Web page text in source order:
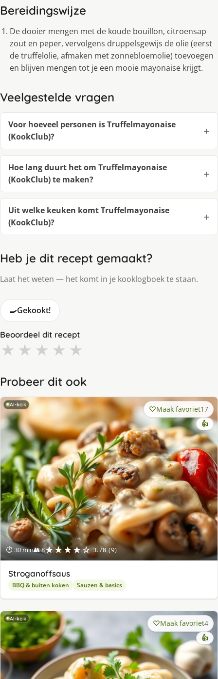
Bereidingswijze
De dooier mengen met de koude bouillon, citroensap
zout en peper, vervolgens druppelsgewijs de olie (eerst
de truffelolie, afmaken met zonnebloemolie) toevoegen
en blijven mengen tot je een mooie mayonaise krijgt.
Veelgestelde vragen
Voor hoeveel personen is Truffelmayonaise
(KookClub)?
Hoe lang duurt het om Truffelmayonaise
(KookClub) te maken?
Uit welke keuken komt Truffelmayonaise
(KookClub)?
Heb je dit recept gemaakt?
Laat het weten — het komt in je kooklogboek te staan.
🍳Gekookt!
Beoordeel dit recept
★ ★ ★ ★ ★
Probeer dit ook
AI-kok
⏱ 30 min👥 8★★★★☆ 3.78 (9)
Maak favoriet17
👍
Stroganoffsaus
BBQ & buiten koken Sauzen & basics
AI-kok Maak favoriet4
👍